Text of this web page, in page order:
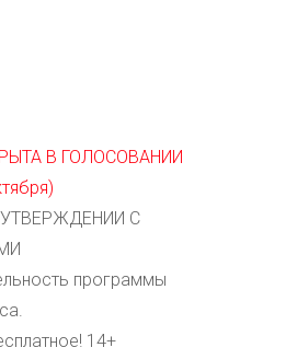
В ГОЛОСОВАНИИ
С
программы
14+